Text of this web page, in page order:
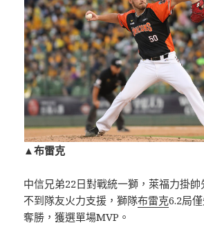
▲布雷克
中信兄弟22日對戰統一獅，萊福力掛
不到隊友火力支援，獅隊布雷克6.2局
奪勝，獲選單場MVP。